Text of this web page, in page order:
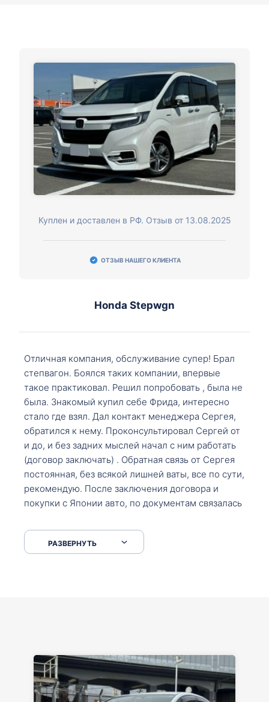
Куплен и доставлен в РФ. Отзыв от 13.08.2025
ОТЗЫВ НАШЕГО КЛИЕНТА
Honda Stepwgn
Отличная компания, обслуживание супер! Брал
степвагон. Боялся таких компании, впервые
такое практиковал. Решил попробовать , была не
была. Знакомый купил себе Фрида, интересно
стало где взял. Дал контакт менеджера Сергея,
обратился к нему. Проконсультировал Сергей от
и до, и без задних мыслей начал с ним работать
(договор заключать) . Обратная связь от Сергея
постоянная, без всякой лишней ваты, все по сути,
рекомендую. После заключения договора и
покупки с Японии авто, по документам связалась
что заполнить, куда зайти, образцы и т.д. После
приехал за авто. Меня тепло встретили Сергей с
РАЗВЕРНУТЬ